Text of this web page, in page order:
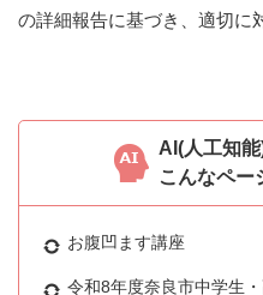
の詳細報告に基づき、適切に
AI(人工知能
こんなペー
お腹凹ます講座
令和8年度奈良市中学生